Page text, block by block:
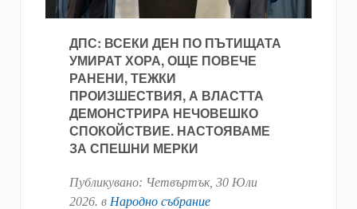
ДПС: ВСЕКИ ДЕН ПО ПЪТИЩАТА
УМИРАТ ХОРА, ОЩЕ ПОВЕЧЕ
РАНЕНИ, ТЕЖКИ
ПРОИЗШЕСТВИЯ, А ВЛАСТТА
ДЕМОНСТРИРА НЕЧОВЕШКО
СПОКОЙСТВИЕ. НАСТОЯВАМЕ
ЗА СПЕШНИ МЕРКИ
Публикувано: Четвъртък, 30 Юли
2026. в Народно събрание